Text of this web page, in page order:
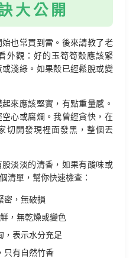
大公開
也常買到雷。後來請教了老
外觀：好的玉筍筍殼應該緊
淺綠。如果殼已經鬆脫或變
來應該堅實，有點重量感。
心或腐爛。我曾經貪快，在
切開發現裡面發黑，整個丟
淡淡的清香，如果有酸味或
清單，幫你快速檢查：
密，無破損
，無乾燥或變色
，表示水分充足
只有自然竹香